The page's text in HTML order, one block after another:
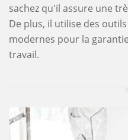
sachez qu'il assure une
De plus, il utilise des
modernes pour la
travail.